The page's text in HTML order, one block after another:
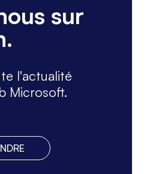
sur
l'actualité
Microsoft.